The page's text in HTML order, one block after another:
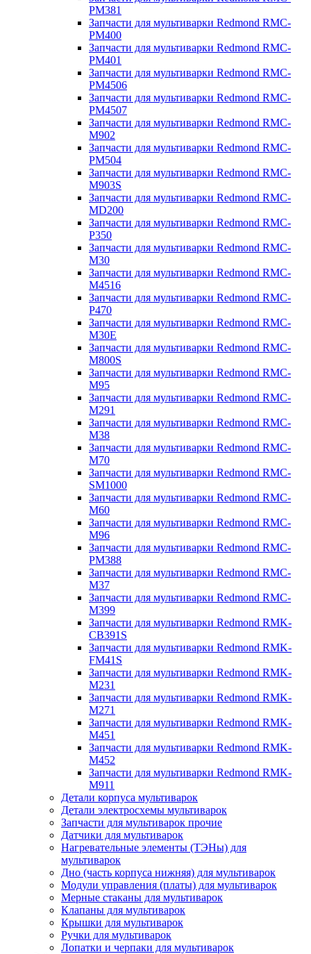
PM381
Запчасти для мультиварки Redmond RMC-
PM400
Запчасти для мультиварки Redmond RMC-
PM401
Запчасти для мультиварки Redmond RMC-
PM4506
Запчасти для мультиварки Redmond RMC-
PM4507
Запчасти для мультиварки Redmond RMC-
M902
Запчасти для мультиварки Redmond RMC-
PM504
Запчасти для мультиварки Redmond RMC-
M903S
Запчасти для мультиварки Redmond RMC-
MD200
Запчасти для мультиварки Redmond RMC-
P350
Запчасти для мультиварки Redmond RMC-
M30
Запчасти для мультиварки Redmond RMC-
M4516
Запчасти для мультиварки Redmond RMC-
P470
Запчасти для мультиварки Redmond RMC-
M30E
Запчасти для мультиварки Redmond RMC-
M800S
Запчасти для мультиварки Redmond RMC-
M95
Запчасти для мультиварки Redmond RMC-
M291
Запчасти для мультиварки Redmond RMC-
M38
Запчасти для мультиварки Redmond RMC-
M70
Запчасти для мультиварки Redmond RMC-
SM1000
Запчасти для мультиварки Redmond RMC-
M60
Запчасти для мультиварки Redmond RMC-
M96
Запчасти для мультиварки Redmond RMC-
PM388
Запчасти для мультиварки Redmond RMC-
M37
Запчасти для мультиварки Redmond RMC-
M399
Запчасти для мультиварки Redmond RMK-
CB391S
Запчасти для мультиварки Redmond RMK-
FM41S
Запчасти для мультиварки Redmond RMK-
M231
Запчасти для мультиварки Redmond RMK-
M271
Запчасти для мультиварки Redmond RMK-
M451
Запчасти для мультиварки Redmond RMK-
M452
Запчасти для мультиварки Redmond RMK-
M911
Детали корпуса мультиварок
Детали электросхемы мультиварок
Запчасти для мультиварок прочие
Датчики для мультиварок
Нагревательные элементы (ТЭНы) для
мультиварок
Дно (часть корпуса нижняя) для мультиварок
Модули управления (платы) для мультиварок
Мерные стаканы для мультиварок
Клапаны для мультиварок
Крышки для мультиварок
Ручки для мультиварок
Лопатки и черпаки для мультиварок